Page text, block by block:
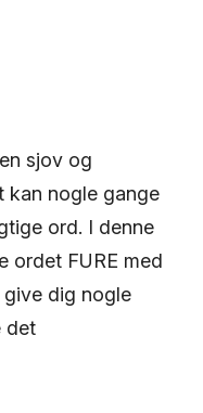
sjov og
kan nogle gange
ord. I denne
ordet FURE med
dig nogle
det